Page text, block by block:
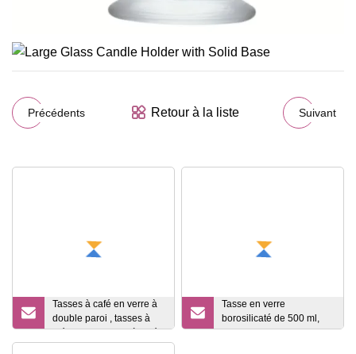
Précédents Retour à la liste Suivant
Tasses à café en verre à
double paroi , tasses à
thé en verre tasse à café
Tasse en verre
borosilicaté de 500 ml,
tasse en verre Flamingo